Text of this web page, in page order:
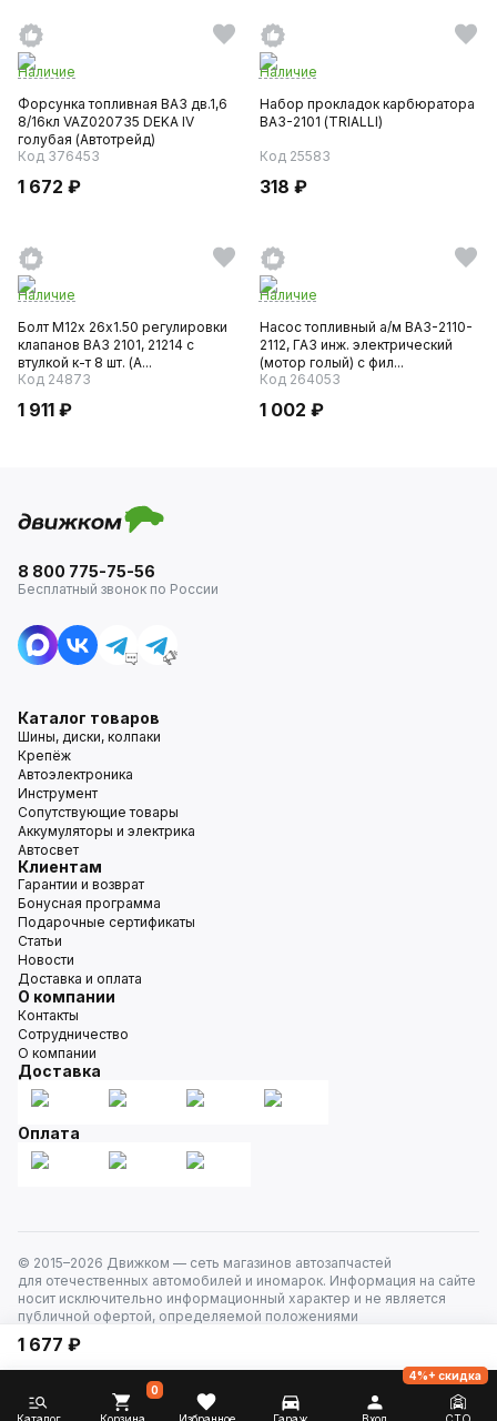
Наличие
Форсунка топливная ВАЗ дв.1,6
8/16кл VAZ020735 DEKA IV
голубая (Автотрейд)
Код 376453
1 672 ₽
Наличие
Набор прокладок карбюратора
ВАЗ-2101 (TRIALLI)
Код 25583
318 ₽
Наличие
Болт М12х 26х1.50 регулировки
клапанов ВАЗ 2101, 21214 с
втулкой к-т 8 шт. (А...
Код 24873
1 911 ₽
Наличие
Насос топливный а/м ВАЗ-2110-
2112, ГАЗ инж. электрический
(мотор голый) с фил...
Код 264053
1 002 ₽
1 677 ₽
8 800 775-75-56
Бесплатный звонок по России
Каталог товаров
Шины, диски, колпаки
Крепёж
Автоэлектроника
Инструмент
Сопутствующие товары
Аккумуляторы и электрика
Автосвет
Клиентам
Гарантии и возврат
Бонусная программа
Подарочные сертификаты
Статьи
Новости
Доставка и оплата
О компании
Контакты
Сотрудничество
О компании
Доставка
Оплата
© 2015–2026 Движком — сеть магазинов автозапчастей
для отечественных автомобилей и иномарок. Информация на сайте
носит исключительно информационный характер и не является
публичной офертой, определяемой положениями
0
4%+ скидка